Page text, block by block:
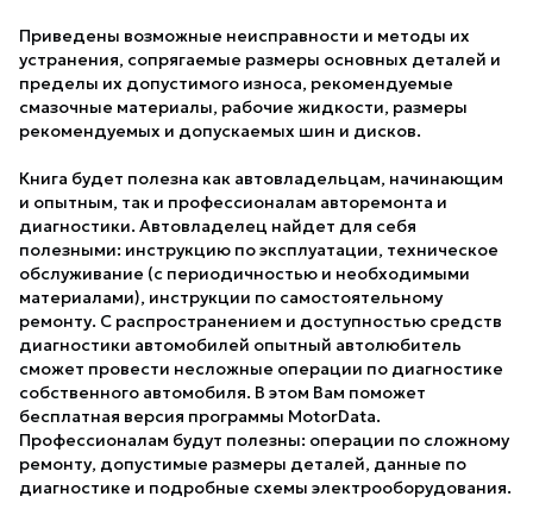
Приведены возможные неисправности и методы их
устранения, сопрягаемые размеры основных деталей и
пределы их допустимого износа, рекомендуемые
смазочные материалы, рабочие жидкости, размеры
рекомендуемых и допускаемых шин и дисков.
Книга будет полезна как автовладельцам, начинающим
и опытным, так и профессионалам авторемонта и
диагностики. Автовладелец найдет для себя
полезными: инструкцию по эксплуатации, техническое
обслуживание (с периодичностью и необходимыми
материалами), инструкции по самостоятельному
ремонту. С распространением и доступностью средств
диагностики автомобилей опытный автолюбитель
сможет провести несложные операции по диагностике
собственного автомобиля. В этом Вам поможет
бесплатная версия программы MotorData.
Профессионалам будут полезны: операции по сложному
ремонту, допустимые размеры деталей, данные по
диагностике и подробные схемы электрооборудования.